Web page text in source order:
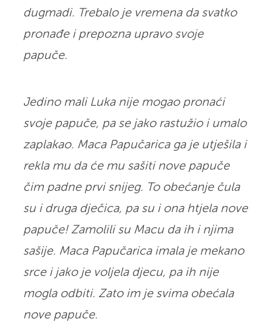
dugmadi. Trebalo je vremena da svatko
pronađe i prepozna upravo svoje
papuče.
Jedino mali Luka nije mogao pronaći
svoje papuče, pa se jako rastužio i umalo
zaplakao. Maca Papučarica ga je utješila i
rekla mu da će mu sašiti nove papuče
čim padne prvi snijeg. To obećanje čula
su i druga dječica, pa su i ona htjela nove
papuče! Zamolili su Macu da ih i njima
sašije. Maca Papučarica imala je mekano
srce i jako je voljela djecu, pa ih nije
mogla odbiti. Zato im je svima obećala
nove papuče.